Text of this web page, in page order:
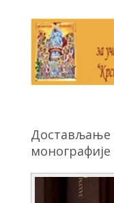
Достављање